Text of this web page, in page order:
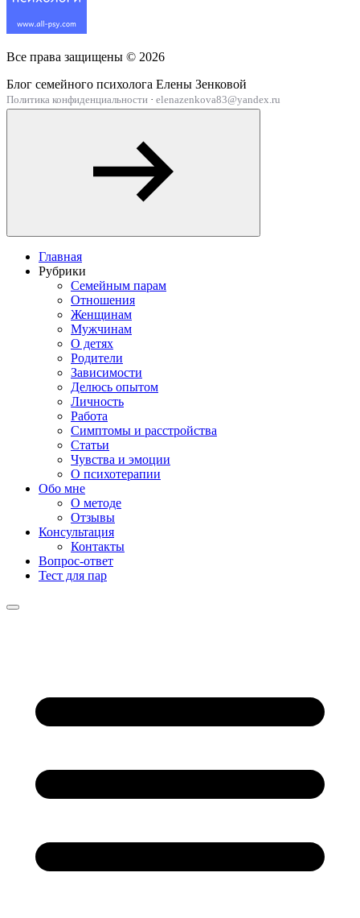
Все права защищены © 2026
Блог семейного психолога Елены Зенковой
Политика конфиденциальности · elenazenkova83@yandex.ru
Главная
Рубрики
Семейным парам
Отношения
Женщинам
Мужчинам
О детях
Родители
Зависимости
Делюсь опытом
Личность
Работа
Симптомы и расстройства
Статьи
Чувства и эмоции
О психотерапии
Обо мне
О методе
Отзывы
Консультация
Контакты
Вопрос-ответ
Тест для пар